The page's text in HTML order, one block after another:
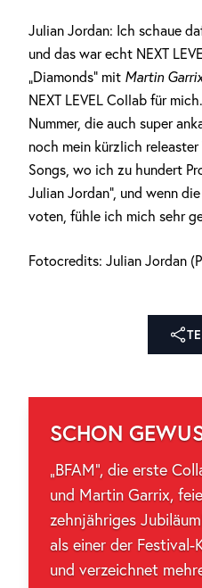
Julian Jordan: Ich schaue
und das war echt NEXT
„Diamonds“ mit Martin
NEXT LEVEL Collab für
Nummer, die auch super
noch mein kürzlich releaster
Songs, wo ich zu hundert
Julian Jordan“, und wenn
voten, fühle ich mich sehr
Fotocredits: Julian Jordan
SCHON
„BFAM“, die erste
und Martin Garrix,
zehnjähriges
als einer der
und verzeichnet